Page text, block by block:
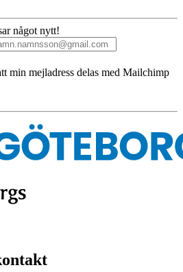
något nytt!
min mejladress delas med Mailchimp